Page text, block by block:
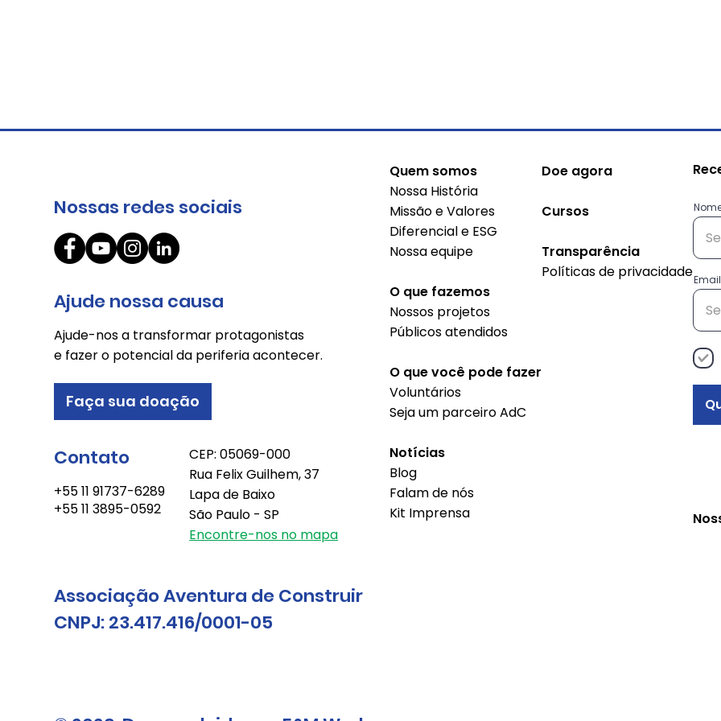
consomes, ele consome.
Nós conscientizamos, vós
mobilizais, eles
transformam
Nossas redes sociais
Ajude nossa causa
Ajude-nos a transformar protagonistas
e fazer o potencial da periferia acontecer.
Faça sua doação
Contato
+55 11 91737-6289
+55 11 3895-0592
CEP: 05069-000
Rua Felix Guilhem, 37
Lapa de Baixo
São Paulo - SP
Encontre-nos no mapa
Associação Aventura de Construir
CNPJ: 23.417.416/0001-05
Quem somos
Nossa História
Missão e Valores
Diferencial e ESG
Nossa equipe
O que fazemos
Nossos projetos
Públicos atendidos
O que você pode fazer
Voluntários
Seja um parceiro AdC
Notícias
Blog
Falam de nós
Kit Imprensa
Doe agora
Cursos
Transparência
Políticas de privacidadeEmail